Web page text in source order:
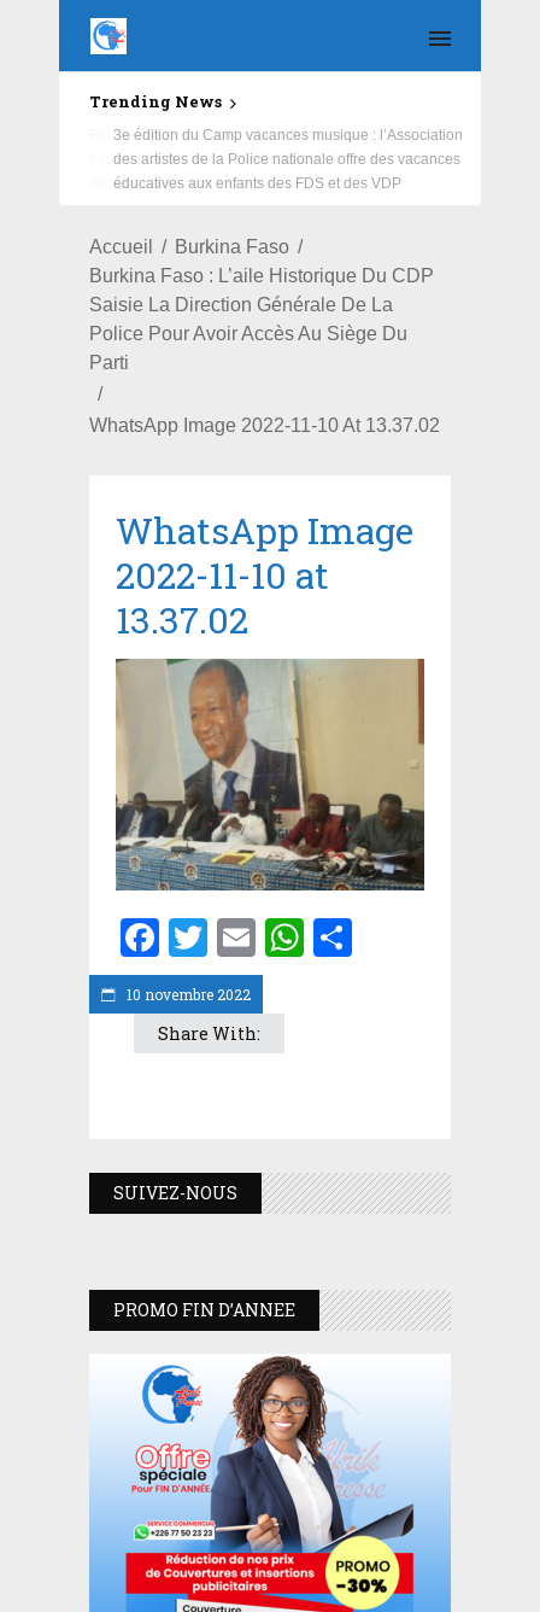
Trending News
Education : la fédération de la Russie rénove les
écoles primaire et collège du Camp Général
Aboubacar Sangoulé Lamizana
Accueil
Burkina Faso
Burkina Faso : L’aile Historique Du CDP
Saisie La Direction Générale De La
Police Pour Avoir Accès Au Siège Du
Parti
WhatsApp Image 2022-11-10 At 13.37.02
10 novembre 2022
WhatsApp Image
2022-11-10 at
13.37.02
Facebook
Twitter
EmailWhatsApp
Share With:
SUIVEZ-NOUS
PROMO FIN D’ANNEE